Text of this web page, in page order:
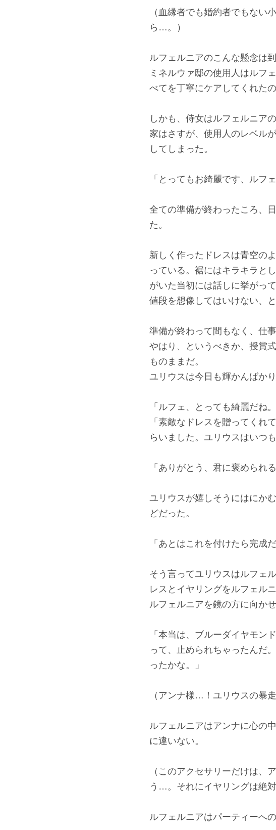
（血縁者でも婚約者でもない
ら…。）
ルフェルニアのこんな懸念は
ミネルウァ邸の使用人はルフ
べてを丁寧にケアしてくれたの
しかも、侍女はルフェルニア
家はさすが、使用人のレベル
してしまった。
「とってもお綺麗です、ルフ
全ての準備が終わったころ、
た。
新しく作ったドレスは青空の
っている。裾にはキラキラと
がいた当初には話しに挙がっ
値段を想像してはいけない、
準備が終わって間もなく、仕
やはり、というべきか、授賞
ものままだ。
ユリウスは今日も輝かんばか
「ルフェ、とっても綺麗だね
「素敵なドレスを贈ってくれ
らいました。ユリウスはいつ
「ありがとう、君に褒められ
ユリウスが嬉しそうにはにか
どだった。
「あとはこれを付けたら完成だ
そう言ってユリウスはルフェ
レスとイヤリングをルフェル
ルフェルニアを鏡の方に向か
「本当は、ブルーダイヤモン
って、止められちゃったんだ
ったかな。」
（アンナ様…！ユリウスの暴
ルフェルニアはアンナに心の
に違いない。
（このアクセサリーだけは、
う…。それにイヤリングは絶
ルフェルニアはパーティーへ